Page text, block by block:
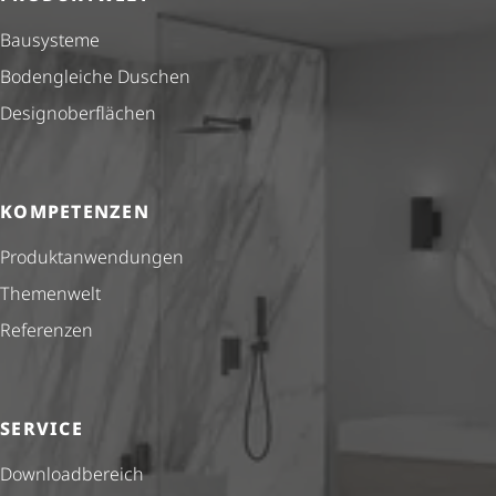
Bausysteme
Bodengleiche Duschen
Design­ober­flä­chen
KOMPETENZEN
Produkt­anwendungen
Themenwelt
Referenzen
SERVICE
Down­load­be­reich